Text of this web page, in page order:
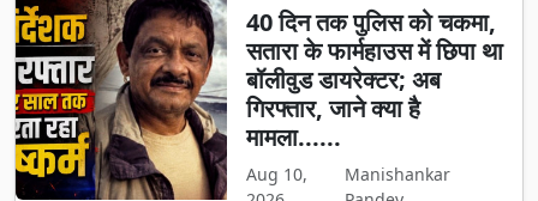
40 दिन तक पुलिस को चकमा,
सतारा के फार्महाउस में छिपा था
बॉलीवुड डायरेक्टर; अब
गिरफ्तार, जाने क्या है
मामला......
Aug 10,
Manishankar